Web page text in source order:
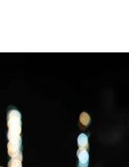
alguns
"deve ter
pessoas"
pode